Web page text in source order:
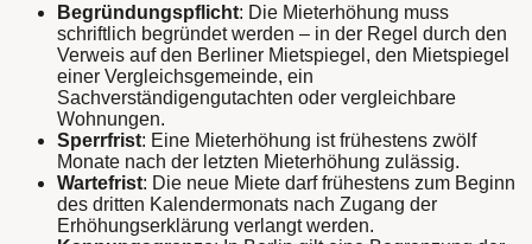
Begründungspflicht: Die Mieterhöhung muss
schriftlich begründet werden – in der Regel durch den
Verweis auf den Berliner Mietspiegel, den Mietspiegel
einer Vergleichsgemeinde, ein
Sachverständigengutachten oder vergleichbare
Wohnungen.
Sperrfrist: Eine Mieterhöhung ist frühestens zwölf
Monate nach der letzten Mieterhöhung zulässig.
Wartefrist: Die neue Miete darf frühestens zum Beginn
des dritten Kalendermonats nach Zugang der
Erhöhungserklärung verlangt werden.